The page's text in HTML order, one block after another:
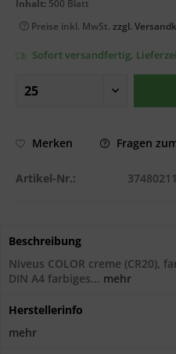
Inhalt: 500 Blatt
Preise inkl. MwSt. zzgl.
Sofort versandfertig,
Merken Fragen
Artikel-Nr.:
Beschreibung
Niveus COLOR creme (CR20),
DIN A4 farbiges... mehr
Herstellerinfo
mehr